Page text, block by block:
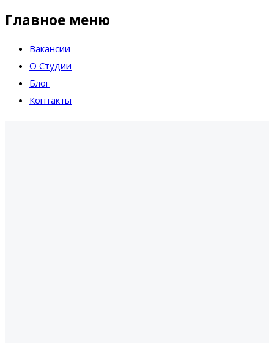
Главное меню
Вакансии
О Студии
Блог
Контакты